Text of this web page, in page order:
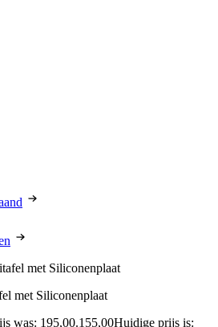
met Siliconenplaat
was: 195,00.155,00Huidige prijs is: